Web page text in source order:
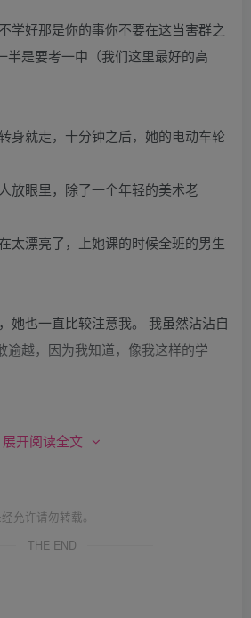
学好那是你的事你不要在这当害群之
半是要考一中（我们这里最好的高
身就走，十分钟之后，她的电动车轮
放眼里，除了一个年轻的美术老
太漂亮了，上她课的时候全班的男生
她也一直比较注意我。 我虽然沾沾自
逾越，因为我知道，像我这样的学
烈到了初三，日子一天天过，中考的
展开阅读全文
允许请勿转载。
THE END